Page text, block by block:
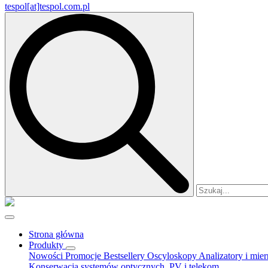
tespol[at]tespol.com.pl
Strona główna
Produkty
Nowości Promocje Bestsellery Oscyloskopy Analizatory i